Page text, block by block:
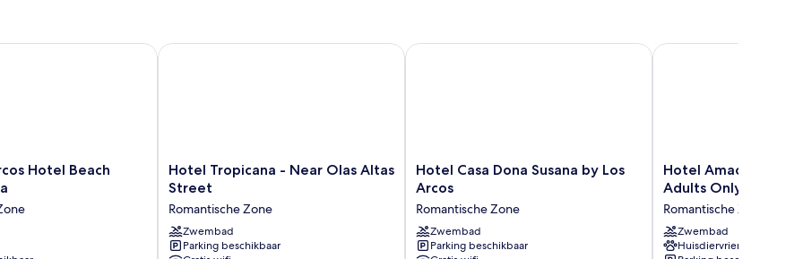
Hotel Beach
Hotel Beach Resort & Spa
Hotel
Tropicana
Near
Olas
Altas
Hotel Tropicana - Near Olas Altas
Street
Romantische Zone
Zwembad
Parking beschikbaar
Hotel Tropicana - Near Olas Altas Street
Hotel
Casa
Susana
by
Los
Hotel Casa Dona Susana by Los
Arcos
Romantische Zone
Zwembad
Parking beschikbaar
Hotel Casa Dona Susana by Los Arcos
Hotel
Amaca
Vallarta
-
Adults
Hotel Amaca
Adults Only
Romantische Zone
Zwembad
Huisdiervriendelijk
Hotel Amaca Puerto